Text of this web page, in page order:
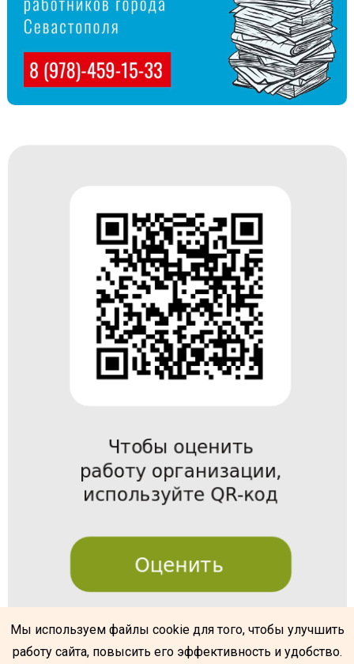
@
Мы используем файлы cookie для того, чтобы улучшить
работу сайта, повысить его эффективность и удобство.